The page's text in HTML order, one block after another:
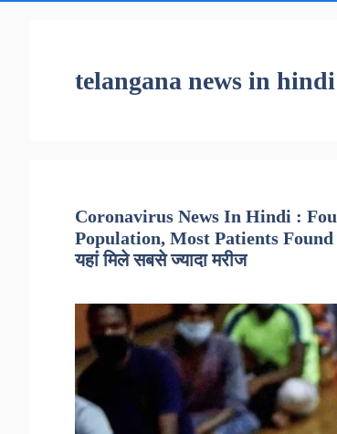
telangana news in hindi
Coronavirus News In Hindi :
Population, Most Patients Found
यहां मिले सबसे ज्यादा मरीज